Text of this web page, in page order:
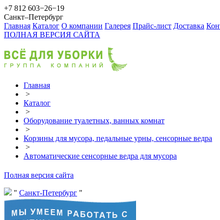
+7 812 603−26−19
Санкт–Петербург
Главная Каталог О компании Галерея Прайс-лист Доставка
ПОЛНАЯ ВЕРСИЯ САЙТА
Главная
>
Каталог
>
Оборудование туалетных, ванных комнат
>
Корзины для мусора, педальные урны, сенсорные ведра
>
Автоматические сенсорные ведра для мусора
Полная версия сайта
Санкт-Петербург